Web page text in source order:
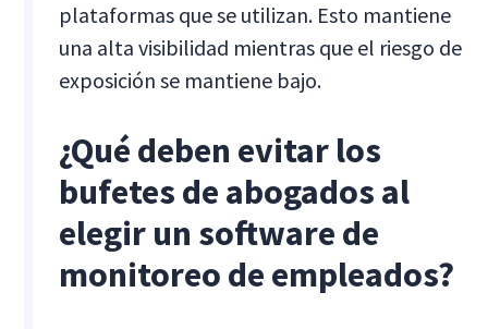
plataformas que se utilizan. Esto mantiene
una alta visibilidad mientras que el riesgo de
exposición se mantiene bajo.
¿Qué deben evitar los
bufetes de abogados al
elegir un software de
monitoreo de empleados?